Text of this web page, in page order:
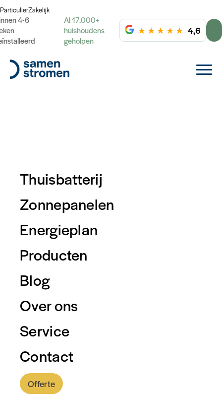
ParticulierZakelijk
4-6
Al 17.000+
huishoudens
geholpen
★ ★ ★ ★ ★ 4,6
Thuisbatterij
Zonnepanelen
Energieplan
Producten
Blog
Over ons
Service
Contact
Offerte